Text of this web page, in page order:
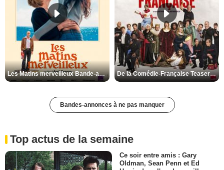
Les Matins merveilleux Bande-annonce VF De la Comédie-Française Teaser VF
Bandes-annonces à ne pas manquer
Top actus de la semaine
Ce soir entre amis : Gary
Oldman, Sean Penn et Ed